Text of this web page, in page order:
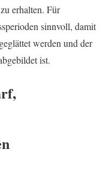
erhalten. Für
sinnvoll, damit
werden und der
ist.